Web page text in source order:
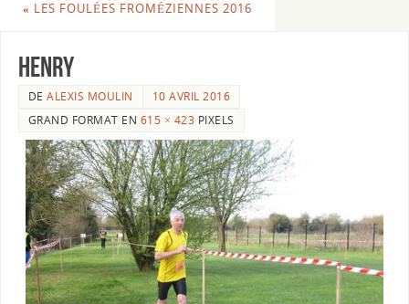
« LES FOULÉES FROMÉZIENNES 2016
Henry
DEALEXIS MOULIN
10 AVRIL 2016
GRAND FORMAT EN 615 × 423 PIXELS